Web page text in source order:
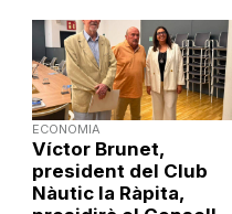
ECONOMIA
Víctor Brunet,
president del Club
Nàutic la Ràpita,